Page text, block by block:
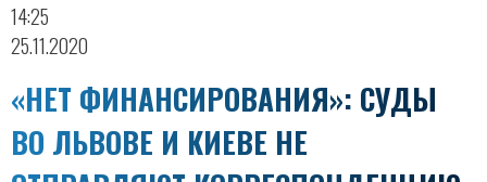
14:25
25.11.2020
«НЕТ ФИНАНСИРОВАНИЯ»: СУДЫ
ВО ЛЬВОВЕ И КИЕВЕ НЕ